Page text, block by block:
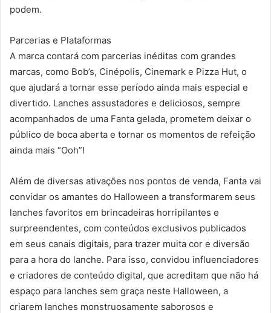
podem.
Parcerias e Plataformas
A marca contará com parcerias inéditas com grandes
marcas, como Bob’s, Cinépolis, Cinemark e Pizza Hut, o
que ajudará a tornar esse período ainda mais especial e
divertido. Lanches assustadores e deliciosos, sempre
acompanhados de uma Fanta gelada, prometem deixar o
público de boca aberta e tornar os momentos de refeição
ainda mais “Ooh”!
Além de diversas ativações nos pontos de venda, Fanta vai
convidar os amantes do Halloween a transformarem seus
lanches favoritos em brincadeiras horripilantes e
surpreendentes, com conteúdos exclusivos publicados
em seus canais digitais, para trazer muita cor e diversão
para a hora do lanche. Para isso, convidou influenciadores
e criadores de conteúdo digital, que acreditam que não há
espaço para lanches sem graça neste Halloween, a
criarem lanches monstruosamente saborosos e